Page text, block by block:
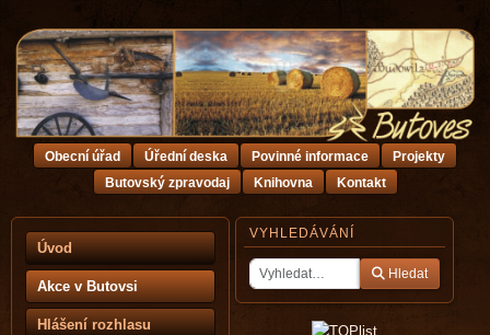
Úvod
Akce v Butovsi
Hlášení rozhlasu
VYHLEDÁVÁNÍ
Hledat
Obecní úřad Úřední deska Povinné informace
Projekty
Butovský zpravodaj
Knihovna Kontakt